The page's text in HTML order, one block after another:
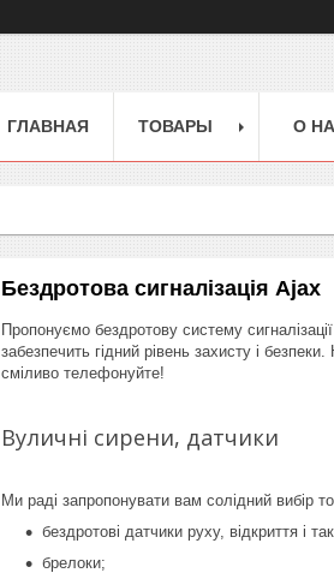
ГЛАВНАЯ ТОВАРЫ О
Бездротова сигналізація Ajax
Пропонуємо бездротову систему
забезпечить гідний рівень захисту і
сміливо телефонуйте!
Вуличні сирени, датчики
Ми раді запропонувати вам солідний вибір
бездротові датчики руху, відкриття і
брелоки;